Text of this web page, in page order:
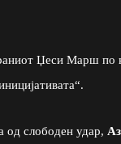
Џеси Марш по
од слободен удар,